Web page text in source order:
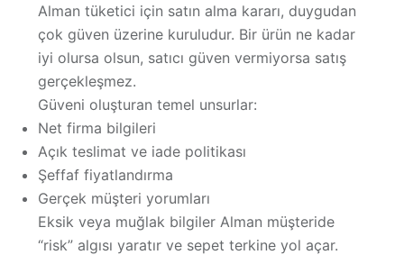
Alman tüketici için satın alma kararı, duygudan
çok güven üzerine kuruludur. Bir ürün ne kadar
iyi olursa olsun, satıcı güven vermiyorsa satış
gerçekleşmez.
Güveni oluşturan temel unsurlar:
Net firma bilgileri
Açık teslimat ve iade politikası
Şeffaf fiyatlandırma
Gerçek müşteri yorumları
Eksik veya muğlak bilgiler Alman müşteride
“risk” algısı yaratır ve sepet terkine yol açar.